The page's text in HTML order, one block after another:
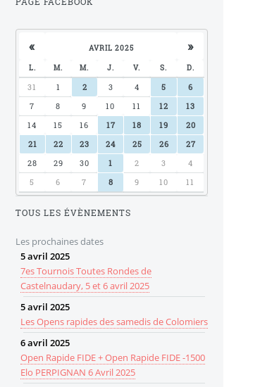
« AVRIL 2025 »
L. M. M. J. V. S. D.
31 1 2 3 4 5
6
7
8 9 10 11 12
13
14
15 16 17 18 19
20
21
22 23 24 25 26
27
28
29 30 1 2 3
4
5
6 7 8 9 10 11
TOUS LES ÉVÈNEMENTS
Les prochaines dates
5avril 2025
7es Tournois Toutes Rondes de
Castelnaudary, 5 et 6 avril 2025
5avril 2025
Les Opens rapides des samedis de Colomiers
6avril 2025
Open Rapide FIDE + Open Rapide FIDE -1500
Elo PERPIGNAN 6 Avril 2025